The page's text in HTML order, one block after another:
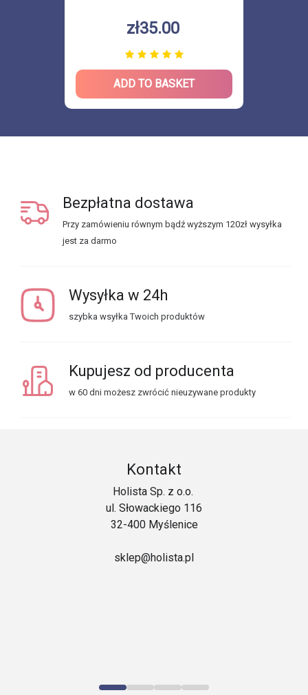
zł35.00
ADD TO BASKET
Bezpłatna dostawa
Przy zamówieniu równym bądź wyższym 120zł wysyłka
jest za darmo
Wysyłka w 24h
szybka wsyłka Twoich produktów
Kupujesz od producenta
w 60 dni możesz zwrócić nieuzywane produkty
Kontakt
Holista Sp. z o.o.
ul. Słowackiego 116
32-400 Myślenice
sklep@holista.pl